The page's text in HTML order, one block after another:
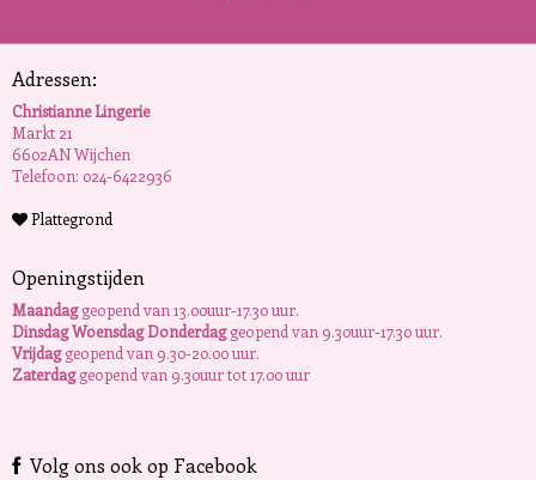
Adressen:
Christianne Lingerie
Markt 21
6602AN Wijchen
Telefoon: 024-6422936
Plattegrond
Openingstijden
Maandaggeopend van 13.00uur-17.30 uur.
Dinsdag Woensdag Donderdaggeopend van 9.30uur-17.30 uur.
Vrijdaggeopend van 9.30-20.00 uur.
Zaterdaggeopend van 9.30uur tot 17.00 uur
Volg ons ook op Facebook